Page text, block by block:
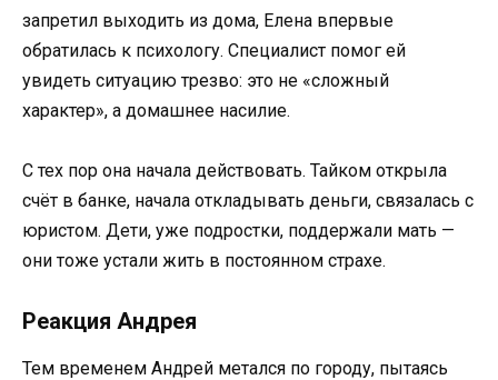
запретил выходить из дома, Елена впервые
обратилась к психологу. Специалист помог ей
увидеть ситуацию трезво: это не «сложный
характер», а домашнее насилие.
С тех пор она начала действовать. Тайком открыла
счёт в банке, начала откладывать деньги, связалась с
юристом. Дети, уже подростки, поддержали мать —
они тоже устали жить в постоянном страхе.
Реакция Андрея
Тем временем Андрей метался по городу, пытаясь